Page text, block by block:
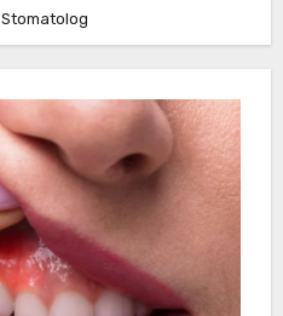
Stomatolog